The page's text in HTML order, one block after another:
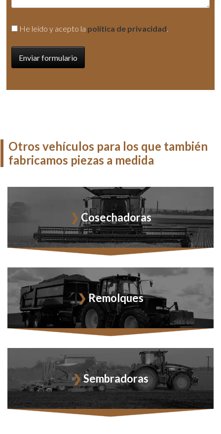
He leído y acepto la política de privacidad.
Otros vehículos para los que también
fabricamos piezas a medida
Cosechadoras
Remolques
Sembradoras